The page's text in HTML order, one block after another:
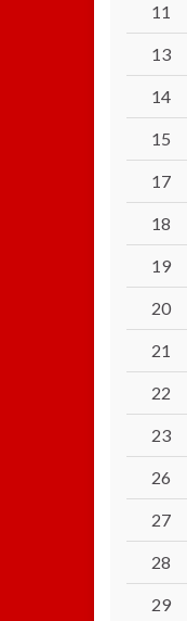
11
13
14
15
17
18
19
20
21
22
23
26
27
28
29